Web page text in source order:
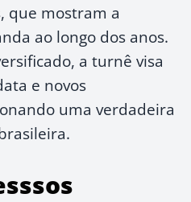
que mostram a
ao longo dos anos.
a turnê visa
e novos
uma verdadeira